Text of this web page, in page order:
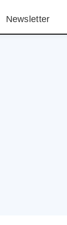
Newsletter